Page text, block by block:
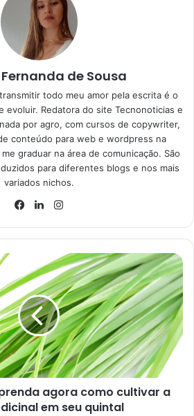
falsificado! Polícia fecha fábrica
Várzea Grande
08/2024
toque especial com o verdadeiro molho
como fazer – Reprodução Canva
molho branco?
separar uma panela com
e, de preferência,
chance de o molho grudar e
de Sousa
todo meu amor pela escrita é o
evoluir. Redatora do site Tecnonoticias e
por agro, com cursos de copywriter,
conteúdo para web e wordpress na
graduar na área de comunicação. São
para diferentes blogs e nos mais
variados nichos.
agora como cultivar a
em seu quintal